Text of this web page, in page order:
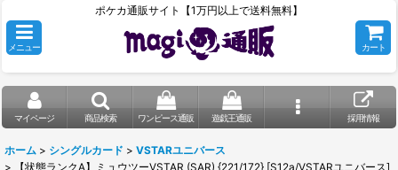
ポケカ通販サイト【1万円以上で送料無料】
メニュー カート
マイページ 商品検索 ワンピース通販 遊戯王通販 採用情報
ホーム > シングルカード > VSTARユニバース
>
【状態ランクA】ミュウツーVSTAR (SAR) {221/172} [S12a/VSTARユニバース]